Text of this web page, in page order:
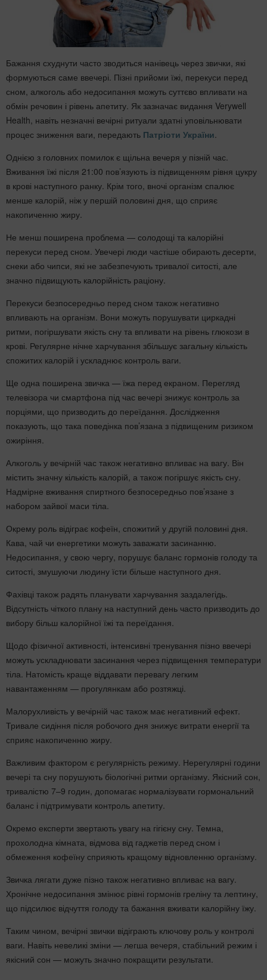
Бажання схуднути часто зводиться нанівець через звички, які
формуються саме ввечері. Пізні прийоми їжі, перекуси перед
сном, алкоголь або недосипання можуть суттєво впливати на
обмін речовин і рівень апетиту. Як зазначає видання Verywell
Health, навіть незначні вечірні ритуали здатні уповільнювати
процес зниження ваги, передають Патріоти України.
Однією з головних помилок є щільна вечеря у пізній час.
Вживання їжі після 21:00 пов’язують із підвищенням рівня цукру
в крові наступного ранку. Крім того, вночі організм спалює
менше калорій, ніж у першій половині дня, що сприяє
накопиченню жиру.
Не менш поширена проблема — солодощі та калорійні
перекуси перед сном. Увечері люди частіше обирають десерти,
снеки або чипси, які не забезпечують тривалої ситості, але
значно підвищують калорійність раціону.
Перекуси безпосередньо перед сном також негативно
впливають на організм. Вони можуть порушувати циркадні
ритми, погіршувати якість сну та впливати на рівень глюкози в
крові. Регулярне нічне харчування збільшує загальну кількість
спожитих калорій і ускладнює контроль ваги.
Ще одна поширена звичка — їжа перед екраном. Перегляд
телевізора чи смартфона під час вечері знижує контроль за
порціями, що призводить до переїдання. Дослідження
показують, що така поведінка пов’язана з підвищеним ризиком
ожиріння.
Алкоголь у вечірній час також негативно впливає на вагу. Він
містить значну кількість калорій, а також погіршує якість сну.
Надмірне вживання спиртного безпосередньо пов’язане з
набором зайвої маси тіла.
Окрему роль відіграє кофеїн, спожитий у другій половині дня.
Кава, чай чи енергетики можуть заважати засинанню.
Недосипання, у свою чергу, порушує баланс гормонів голоду та
ситості, змушуючи людину їсти більше наступного дня.
Фахівці також радять планувати харчування заздалегідь.
Відсутність чіткого плану на наступний день часто призводить до
вибору більш калорійної їжі та переїдання.
Щодо фізичної активності, інтенсивні тренування пізно ввечері
можуть ускладнювати засинання через підвищення температури
тіла. Натомість краще віддавати перевагу легким
навантаженням — прогулянкам або розтяжці.
Малорухливість у вечірній час також має негативний ефект.
Тривале сидіння після робочого дня знижує витрати енергії та
сприяє накопиченню жиру.
Важливим фактором є регулярність режиму. Нерегулярні години
вечері та сну порушують біологічні ритми організму. Якісний сон,
тривалістю 7–9 годин, допомагає нормалізувати гормональний
баланс і підтримувати контроль апетиту.
Окремо експерти звертають увагу на гігієну сну. Темна,
прохолодна кімната, відмова від гаджетів перед сном і
обмеження кофеїну сприяють кращому відновленню організму.
Звичка лягати дуже пізно також негативно впливає на вагу.
Хронічне недосипання змінює рівні гормонів греліну та лептину,
що підсилює відчуття голоду та бажання вживати калорійну їжу.
Таким чином, вечірні звички відіграють ключову роль у контролі
ваги. Навіть невеликі зміни — легша вечеря, стабільний режим і
якісний сон — можуть значно покращити результати.